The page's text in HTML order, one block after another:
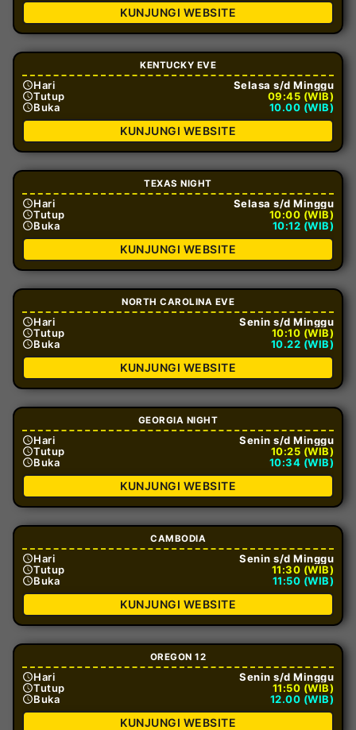
KUNJUNGI WEBSITE
KENTUCKY EVE
Hari
Selasa s/d Minggu
Tutup
09:45 (WIB)
Buka
10.00 (WIB)
KUNJUNGI WEBSITE
TEXAS NIGHT
Hari
Selasa s/d Minggu
Tutup
10:00 (WIB)
Buka
10:12 (WIB)
KUNJUNGI WEBSITE
NORTH CAROLINA EVE
Hari
Senin s/d Minggu
Tutup
10:10 (WIB)
Buka
10.22 (WIB)
KUNJUNGI WEBSITE
GEORGIA NIGHT
Hari
Senin s/d Minggu
Tutup
10:25 (WIB)
Buka
10:34 (WIB)
KUNJUNGI WEBSITE
CAMBODIA
Hari
Senin s/d Minggu
Tutup
11:30 (WIB)
Buka
11:50 (WIB)
KUNJUNGI WEBSITE
OREGON 12
Hari
Senin s/d Minggu
Tutup
11:50 (WIB)
Buka
12.00 (WIB)
KUNJUNGI WEBSITE